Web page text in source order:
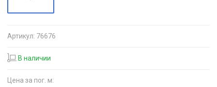
Артикул: 76676
В наличии
Цена за пог. м: